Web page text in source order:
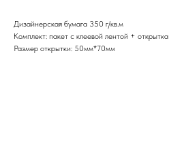
Дизайнерская бумага 350 г/кв.м
Комплект: пакет с клеевой лентой + открытка
Размер открытки: 50мм*70мм